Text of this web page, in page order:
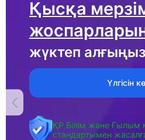
Қысқа
жүктеп
Үлгісін
ҚР Білім және Ғылым
стандартымен